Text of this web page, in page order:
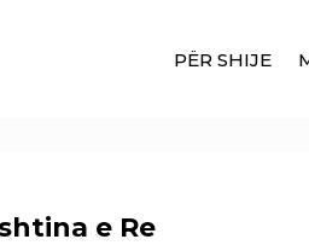
PËR SHIJE
e Re